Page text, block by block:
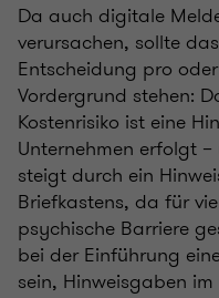
Da auch digitale
verursachen, sollte
Entscheidung pro
Vordergrund stehen:
Kostenrisiko ist eine
Unternehmen erfolgt
steigt durch ein
Briefkastens, da für
psychische Barriere
bei der Einführung
sein, Hinweisgaben